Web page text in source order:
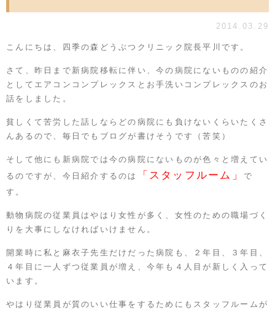
2014.03.29
こんにちは、 四季の森どうぶつクリニック 院長平川です。
さて、昨日まで新病院移転に伴い、今の病院にないものの紹介
として エアコンコンプレックス と お手洗いコンプレックス のお
話をしました。
貧しくて苦労した話しならどの病院にも負けないくらいたくさ
んあるので、毎日でもブログが書けそうです（苦笑）
そして他にも新病院では今の病院にないものが色々と増えてい
るのですが、今日紹介するのは
「スタッフルーム」
で
す。
動物病院の従業員はやはり女性が多く、女性のための職場づく
りを大事にしなければいけません。
開業時に私と麻衣子先生だけだった病院も、２年目、３年目、
４年目に一人ずつ従業員が増え、今年も４人目が新しく入って
います。
やはり従業員が質のいい仕事をするためにもスタッフルームが